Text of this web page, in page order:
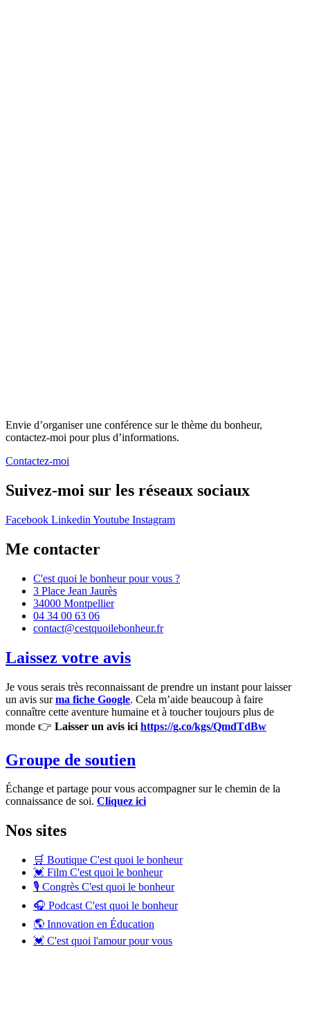
Envie d’organiser une conférence sur le thème du bonheur,
contactez-moi pour plus d’informations.
Contactez-moi
Suivez-moi sur les réseaux sociaux
Facebook Linkedin Youtube Instagram
Me contacter
C'est quoi le bonheur pour vous ?
3 Place Jean Jaurès
34000 Montpellier
04 34 00 63 06
contact@cestquoilebonheur.fr
Laissez votre avis
Je vous serais très reconnaissant de prendre un instant pour laisser
un avis surma fiche Google. Cela m’aide beaucoup à faire
connaître cette aventure humaine et à toucher toujours plus de
monde 👉 Laisser un avis ici https://g.co/kgs/QmdTdBw
Groupe de soutien
Échange et partage pour vous accompagner sur le chemin de la
connaissance de soi. Cliquez ici
Nos sites
🛒 Boutique C'est quoi le bonheur
💓 Film C'est quoi le bonheur
🎙️ Congrès C'est quoi le bonheur
🎧 Podcast C'est quoi le bonheur
🌎 Innovation en Éducation
💓 C'est quoi l'amour pour vous